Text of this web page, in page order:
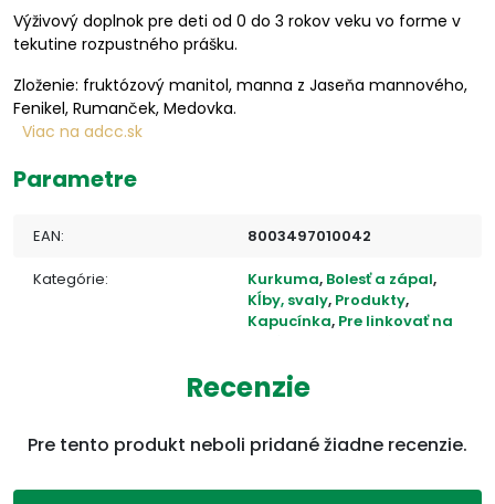
Výživový doplnok pre deti od 0 do 3 rokov veku vo forme v
tekutine rozpustného prášku.
Zloženie: fruktózový manitol, manna z Jaseňa mannového,
Fenikel, Rumanček, Medovka.
Viac na adcc.sk
Parametre
EAN: 8003497010042
Kategórie: Kurkuma, Bolesť a zápal,
Kĺby, svaly, Produkty,
Kapucínka, Pre linkovať na
Recenzie
Pre tento produkt neboli pridané žiadne recenzie.